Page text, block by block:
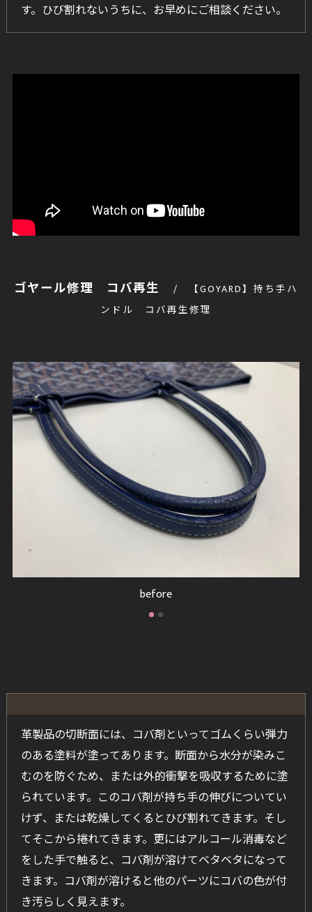
す。ひび割れないうちに、お早めにご相談ください。
ゴヤール修理 コバ再生
【GOYARD】持ち手ハ
ンドル コバ再生修理
after
革製品の切断面には、コバ剤といってゴムくらい弾力
のある塗料が塗ってあります。断面から水分が染みこ
むのを防ぐため、または外的衝撃を吸収するために塗
られています。このコバ剤が持ち手の伸びについてい
けず、または乾燥してくるとひび割れてきます。そし
てそこから捲れてきます。更にはアルコール消毒など
をした手で触ると、コバ剤が溶けてベタベタになって
きます。コバ剤が溶けると他のパーツにコバの色が付
き汚らしく見えます。